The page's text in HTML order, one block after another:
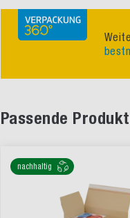
Passende
nachhaltig